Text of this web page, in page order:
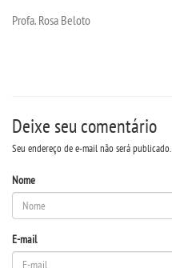
Profa. Rosa Beloto
Deixe seu comentário
Seu endereço de e-mail não será publicado.
Nome
E-mail